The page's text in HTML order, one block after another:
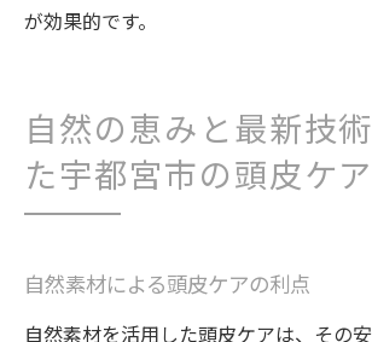
宇都宮市のサロンで受けられ
髪と頭皮の健康に寄与する地
が効果的です。
自然の恵みと最新技
た宇都宮市の頭皮ケ
自然素材による頭皮ケアの利点
自然素材を活用した頭皮ケアは、その